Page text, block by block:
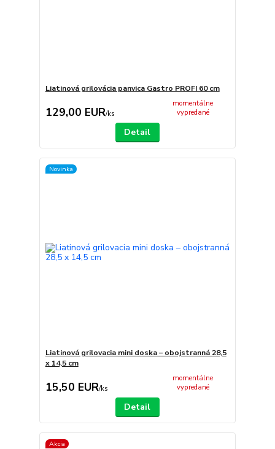
Liatinová grilovácia panvica Gastro PROFI 60 cm
129,00 EUR/ks
momentálne
vypredané
Detail
Novinka
Liatinová grilovacia mini doska – obojstranná 28,5
x 14,5 cm
15,50 EUR/ks
momentálne
vypredané
Detail
Akcia